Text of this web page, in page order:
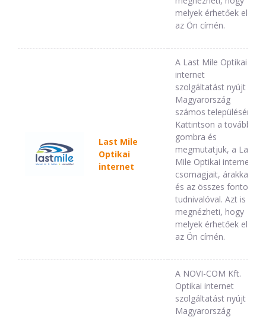
melyek érhetőek el
az Ön címén.
Last Mile
Optikai
internet
A Last Mile Optikai
internet
szolgáltatást nyújt
Magyarország
számos településén.
Kattintson a tovább
gombra és
megmutatjuk, a Last
Mile Optikai internet
csomagjait, árakkal,
és az összes fontos
tudnivalóval. Azt is
megnézheti, hogy
melyek érhetőek el
az Ön címén.
A NOVI-COM Kft.
Optikai internet
szolgáltatást nyújt
Magyarország